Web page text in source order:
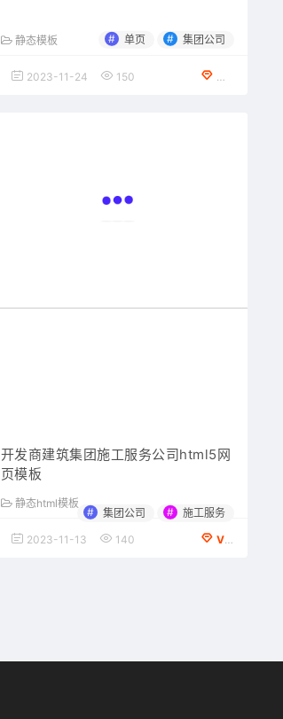
静态模板 # 单页 # 集团公司
2023-11-24 150
开发商建筑集团施工服务公司html5网
页模板
静态html模板
# 集团公司 # 施工服务
2023-11-13 140 VIP会员专享